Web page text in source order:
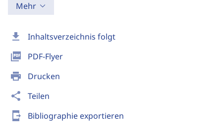
download Inhaltsverzeichnis folgt
picture_as_pdf PDF-Flyer
print Drucken
share Teilen
send_to_mobile Bibliographie exportieren
Mehr